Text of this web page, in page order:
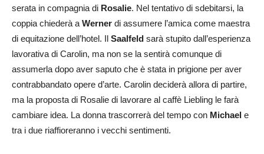
serata in compagnia di Rosalie. Nel tentativo di sdebitarsi, la
coppia chiederà a Werner di assumere l’amica come maestra
di equitazione dell’hotel. Il Saalfeld sarà stupito dall’esperienza
lavorativa di Carolin, ma non se la sentirà comunque di
assumerla dopo aver saputo che è stata in prigione per aver
contrabbandato opere d’arte. Carolin deciderà allora di partire,
ma la proposta di Rosalie di lavorare al caffè Liebling le farà
cambiare idea. La donna trascorrerà del tempo con Michael e
tra i due riaffioreranno i vecchi sentimenti.